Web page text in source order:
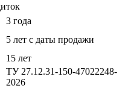
3 года
5 лет с даты продажи
15 лет
ТУ 27.12.31-150-47022248-
2026